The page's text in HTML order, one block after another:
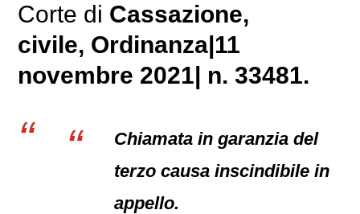
Corte di Cassazione,
civile, Ordinanza|11
novembre 2021| n. 33481.
Chiamata in garanzia del
terzo causa inscindibile in
appello.